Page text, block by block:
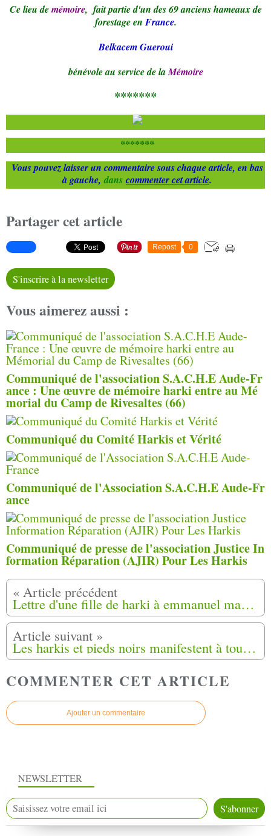
Ce lieu demémoire, fait partie d'un des 69 anciens hameaux de
forestage enFrance.
Belkacem Gueroui
bénévole au service de laMémoire
*******
*******
Vous pouvez laisser un commentaire sous chaque article, en bas
à gauche, dans commenter cet article.
Partager cet article
Repost 0
S'inscrire à la newsletter
Vous aimerez aussi :
Communiqué de l'association S.A.C.H.E Aude-Fr
ance : Une œuvre de mémoire harki entre au Mé
morial du Camp de Rivesaltes (66)
Communiqué du Comité Harkis et Vérité
Communiqué de l'Association S.A.C.H.E Aude-Fr
ance
Communiqué de presse de l'association Justice In
formation Réparation (AJIR) Pour Les Harkis
Lettre d'une fille de harki à emmanuel macron par jeannette bougrab
Les harkis et pieds noirs manifestent à toulon pour les propos inadmissibles du candidat macron
COMMENTER CET ARTICLE
Ajouter un commentaire
NEWSLETTER